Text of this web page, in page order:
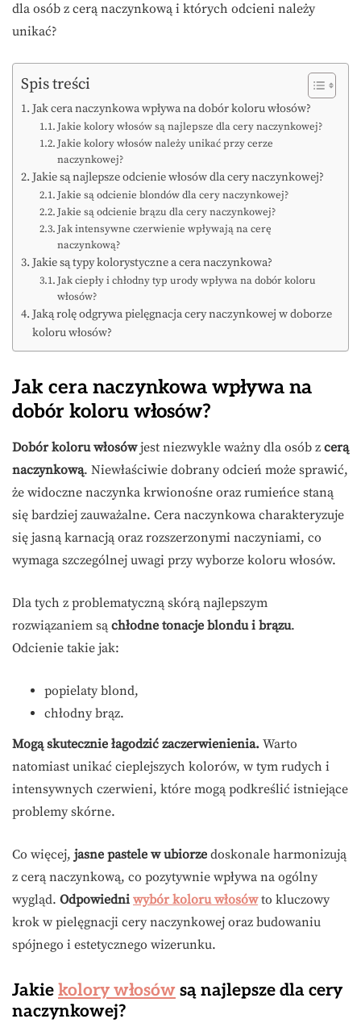
dla osób z cerą naczynkową i których odcieni należy
unikać?
Spis treści
Jak cera naczynkowa wpływa na dobór koloru włosów?
Jakie kolory włosów są najlepsze dla cery naczynkowej?
Jakie kolory włosów należy unikać przy cerze
naczynkowej?
Jakie są najlepsze odcienie włosów dla cery naczynkowej?
Jakie są odcienie blondów dla cery naczynkowej?
Jakie są odcienie brązu dla cery naczynkowej?
Jak intensywne czerwienie wpływają na cerę
naczynkową?
Jakie są typy kolorystyczne a cera naczynkowa?
Jak ciepły i chłodny typ urody wpływa na dobór koloru
włosów?
Jaką rolę odgrywa pielęgnacja cery naczynkowej w doborze
koloru włosów?
Jak cera naczynkowa wpływa na
dobór koloru włosów?
Dobór koloru włosówjest niezwykle ważny dla osób z cerą
naczynkową. Niewłaściwie dobrany odcień może sprawić,
że widoczne naczynka krwionośne oraz rumieńce staną
się bardziej zauważalne. Cera naczynkowa charakteryzuje
się jasną karnacją oraz rozszerzonymi naczyniami, co
wymaga szczególnej uwagi przy wyborze koloru włosów.
Dla tych z problematyczną skórą najlepszym
rozwiązaniem są chłodne tonacje blondu i brązu.
Odcienie takie jak:
popielaty blond,
chłodny brąz.
Mogą skutecznie łagodzić zaczerwienienia. Warto
natomiast unikać cieplejszych kolorów, w tym rudych i
intensywnych czerwieni, które mogą podkreślić istniejące
problemy skórne.
Co więcej, jasne pastele w ubiorze doskonale harmonizują
z cerą naczynkową, co pozytywnie wpływa na ogólny
wygląd. Odpowiedni wybór koloru włosówto kluczowy
krok w pielęgnacji cery naczynkowej oraz budowaniu
spójnego i estetycznego wizerunku.
Jakie kolory włosów są najlepsze dla cery
naczynkowej?